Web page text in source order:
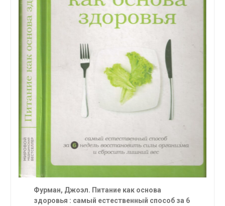
Фурман, Джоэл. Питание как основа
здоровья : самый естественный способ за 6